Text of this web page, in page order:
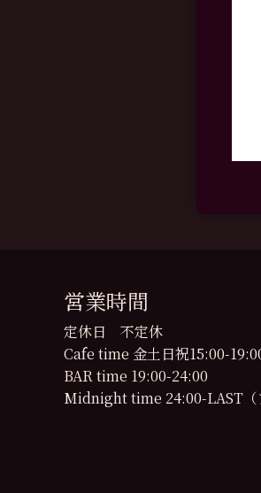
営業時間
定休日 不定休
Cafe time 金土日祝15:00-
BAR time 19:00-24:00
Midnight time 24:00-LAST（